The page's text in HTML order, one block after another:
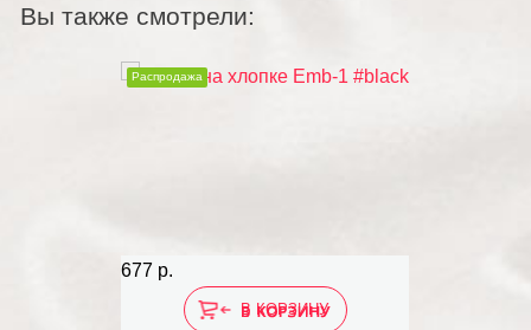
Вы также смотрели:
677 р.
Распродажа
В КОРЗИНУ